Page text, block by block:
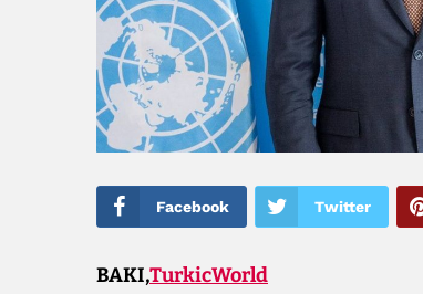
Facebook Twitter
BAKI,TurkicWorld